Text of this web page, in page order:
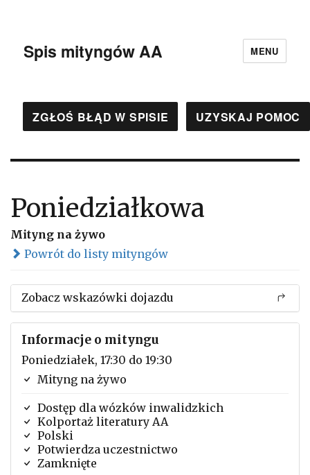
Spis mityngów AA MENU
ZGŁOŚ BŁĄD W SPISIE UZYSKAJ POMOC
Poniedziałkowa
Mityng na żywo
Powrót do listy mityngów
Zobacz wskazówki dojazdu
Informacje o mityngu
Poniedziałek, 17:30 do 19:30
Mityng na żywo
Dostęp dla wózków inwalidzkich
Kolportaż literatury AA
Polski
Potwierdza uczestnictwo
Zamknięte